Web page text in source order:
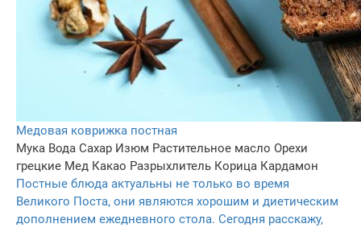
Медовая коврижка постная
Мука Вода Сахар Изюм Растительное масло Орехи
грецкие Мед Какао Разрыхлитель Корица Кардамон
Постные блюда актуальны не только во время
Великого Поста, они являются хорошим и диетическим
дополнением ежедневного стола. Сегодня расскажу,